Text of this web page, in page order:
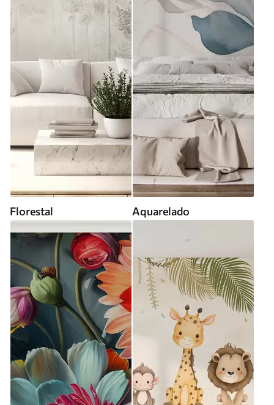
Florestal Aquarelado